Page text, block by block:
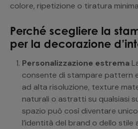
colore, ripetizione o tiratura
Perché scegliere la
per la decorazione
Personalizzazione estrema
consente di stampare pattern
ad alta risoluzione, texture
naturali o astratti su qualsiasi
spazio può così diventare
l’identità del brand o dello stile